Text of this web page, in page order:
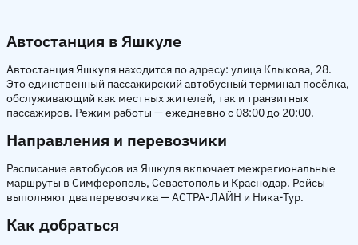
Автостанция в Яшкуле
Автостанция Яшкуля находится по адресу: улица Клыкова, 28.
Это единственный пассажирский автобусный терминал посёлка,
обслуживающий как местных жителей, так и транзитных
пассажиров. Режим работы — ежедневно с 08:00 до 20:00.
Направления и перевозчики
Расписание автобусов из Яшкуля включает межрегиональные
маршруты в Симферополь, Севастополь и Краснодар. Рейсы
выполняют два перевозчика — АСТРА-ЛАЙН и Ника-Тур.
Как добраться